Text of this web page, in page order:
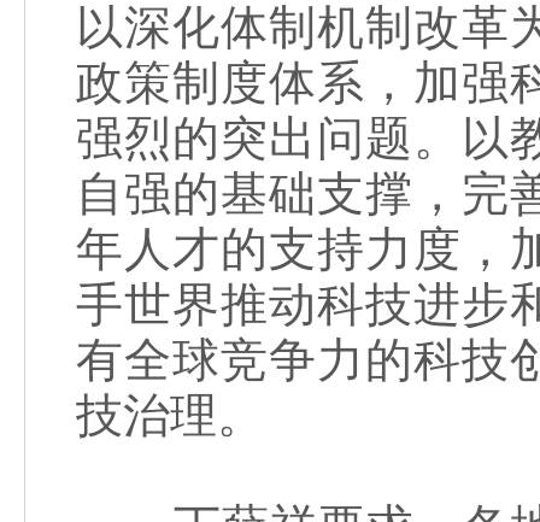
以深化体制机制改革
政策制度体系，加强
强烈的突出问题。以
自强的基础支撑，完
年人才的支持力度，
手世界推动科技进步
有全球竞争力的科技
技治理。